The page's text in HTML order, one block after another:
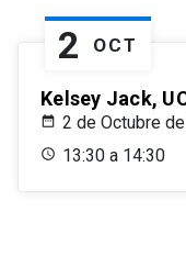
2 OCT
Kelsey Jack,
2 de Octubre
13:30 a 14:30